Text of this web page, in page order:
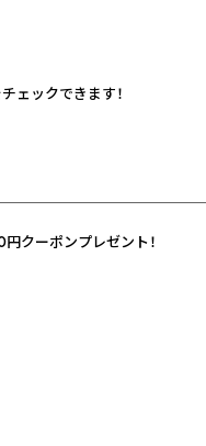
ェックできます！
クーポンプレゼント！